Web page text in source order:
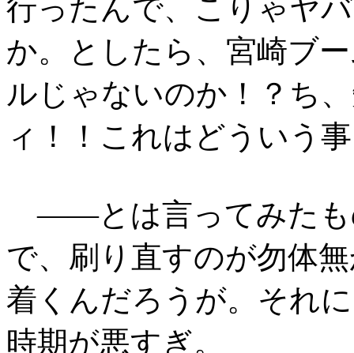
行ったんで、こりゃヤ
か。としたら、宮崎ブ
ルじゃないのか！？ち
ィ！！これはどういう
――とは言ってみたも
で、刷り直すのが勿体
着くんだろうが。それ
時期が悪すぎ。